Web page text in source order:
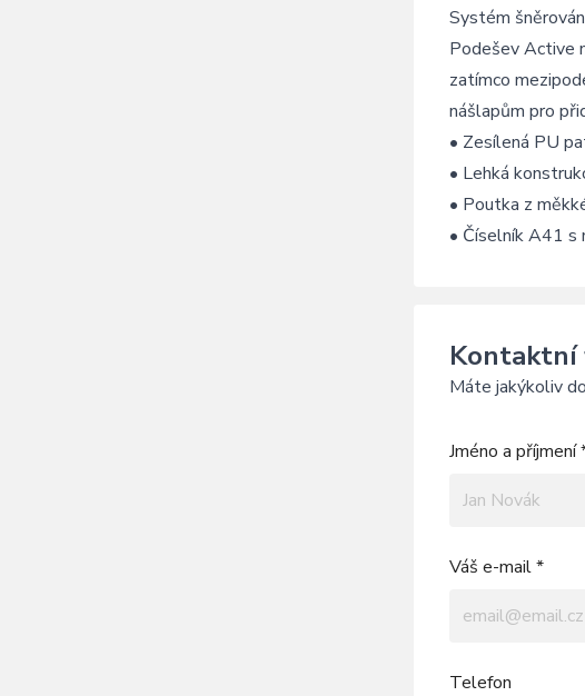
Systém
Podešev Active
zatímco
nášlapům pro
• Zesílená PU
• Lehká
• Poutka z
• Číselník A41 s
Máte jakýkoliv
Jméno a příjmení
Váš e-mail *
Telefon